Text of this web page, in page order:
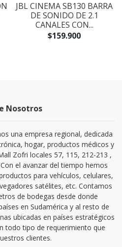
JBL CINEMA SB130 BARRA
DE SONIDO DE 2.1
CANALES CON...
$159.900
Nosotros
una empresa regional, dedicada
hogar, productos médicos y
Zofri locales 57, 115, 212-213 ,
el avanzar del tiempo hemos
para vehículos, celulares,
satélites, etc. Contamos
de bodegas desde donde
en Sudamérica y al resto de
ubicadas en países estratégicos
todo tipo de requerimiento que
clientes.